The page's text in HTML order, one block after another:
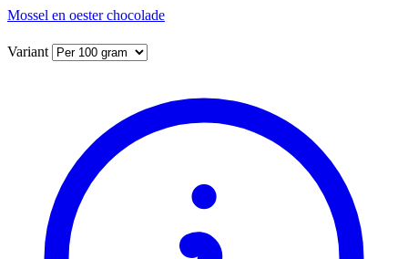
Mossel en oester chocolade
Variant